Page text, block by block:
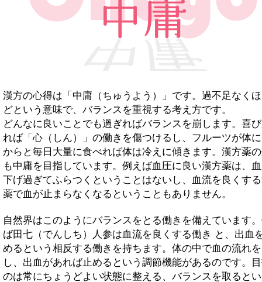
漢方の心得は「中庸（ちゅうよう）」です。過不足なく
どという意味で、バランスを重視する考え方です。
どんなに良いことでも過ぎればバランスを崩します。喜
れば「心（しん）」の働きを傷つけるし、フルーツが体
からと毎日大量に食べれば体は冷えに傾きます。漢方薬
も中庸を目指しています。例えば血圧に良い漢方薬は、
下げ過ぎてふらつくということはないし、血流を良くす
薬で血が止まらなくなるということもありません。
自然界はこのようにバランスをとる働きを備えています
ば田七（でんしち）人参は血流を良くする働き と、出血
めるという相反する働きを持ちます。体の中で血の流れ
し、出血があれば止めるという調節機能があるのです。
のは常にちょうどよい状態に整える、バランスを取ると